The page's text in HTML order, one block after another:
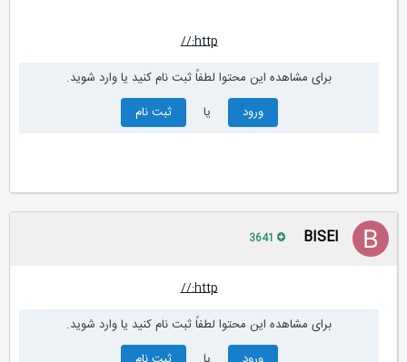
http://
برای مشاهده این محتوا لطفاً ثبت نام کنید یا وارد شوید.
ورود
ثبت نام
BISEl
http://
برای مشاهده این محتوا لطفاً ثبت نام کنید یا وارد شوید.